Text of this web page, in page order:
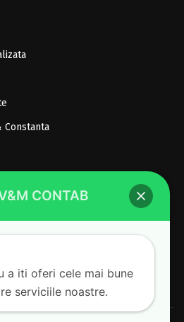
Constanta
CONTAB
a iti oferi cele mai bune
serviciile noastre.